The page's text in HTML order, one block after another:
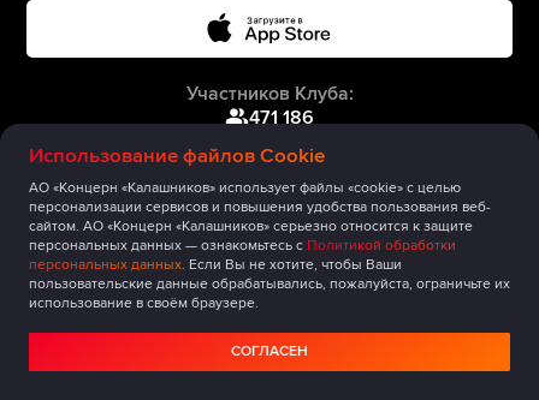
Использование файлов Cookie
АО «Концерн «Калашников» использует файлы «cookie» с целью
персонализации сервисов и повышения удобства пользования веб-
сайтом. АО «Концерн «Калашников» серьезно относится к защите
персональных данных — ознакомьтесь с Политикой обработки
персональных данных. Если Вы не хотите, чтобы Ваши
пользовательские данные обрабатывались, пожалуйста, ограничьте их
использование в своём браузере.
СОГЛАСЕН
Участников Клуба:
471 186